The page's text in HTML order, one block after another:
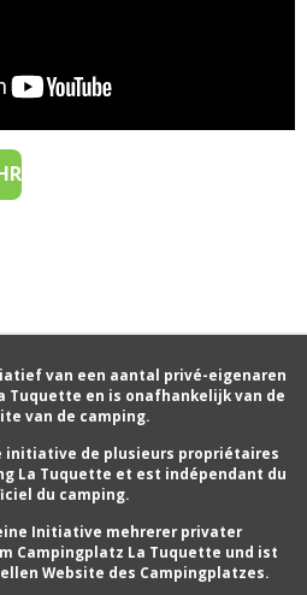
van een aantal privé-eigenaren
Tuquette en is onafhankelijk van de
van de camping.
initiative de plusieurs propriétaires
La Tuquette et est indépendant du
du camping.
Initiative mehrerer privater
Campingplatz La Tuquette und ist
Website des Campingplatzes.